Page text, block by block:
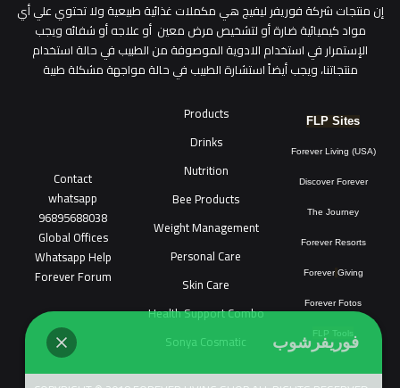
​إن منتجات شركة فوريفر ليفيج هي مكملات غذائية طبيعية ولا تحتوي علي أي
مواد كيميائية ضارة أو لتشخيص مرض معين أو علاجه أو شفائه ويجب
الإستمرار في استخدام الادوية الموصوفة من الطبيب في حالة استخدام
منتجاتنا، ويجب أيضاً استشارة الطبيب في حالة مواجهة مشكلة طبية
FLP Sites
Forever Living (USA)
Discover Forever
The Journey
Forever Resorts
Forever Giving
Forever Fotos
FLP Tools
Products
Drinks
Nutrition
Bee Products
Weight Management
Personal Care
Skin Care
Health Support Combo
Sonya Cosmatic
Contact
whatsapp
96895688038
Global Offices
Whatsapp Help
Forever Forum
فوريفرشوب